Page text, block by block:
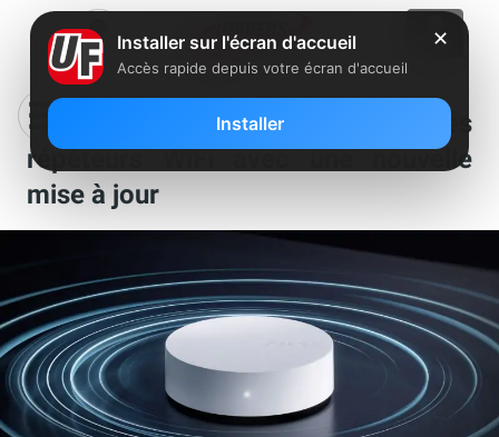
Free améliore et optimise ses
répéteurs WiFi avec une nouvelle
mise à jour
✕
Installer sur l'écran d'accueil
Accès rapide depuis votre écran d'accueil
Installer